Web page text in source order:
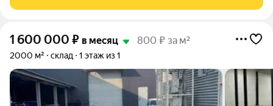
территория:
1 600 000 ₽ в месяц 800 ₽ за м²
2000 м² склад 1 этаж из 1